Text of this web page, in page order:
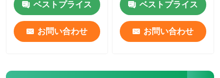
ベストプライス
お問い合わせ
ベストプライス
お問い合わせ